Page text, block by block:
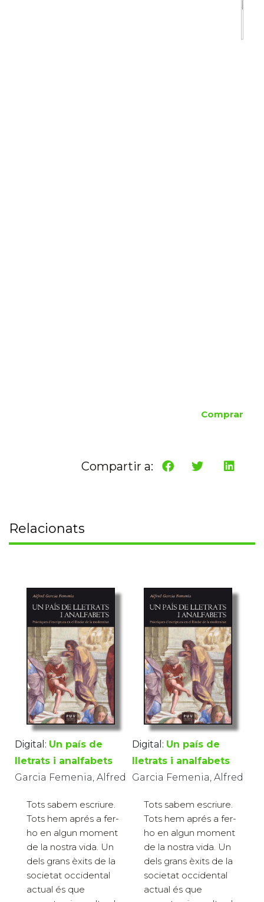
Comprar
Compartir a:
Relacionats
Digital: Un país de
lletrats i analfabets
Garcia Femenia, Alfred
Tots sabem escriure.
Tots hem aprés a fer-
ho en algun moment
de la nostra vida. Un
dels grans èxits de la
societat occidental
actual és que
Digital: Un país de
lletrats i analfabets
Garcia Femenia, Alfred
Tots sabem escriure.
Tots hem aprés a fer-
ho en algun moment
de la nostra vida. Un
dels grans èxits de la
societat occidental
actual és que